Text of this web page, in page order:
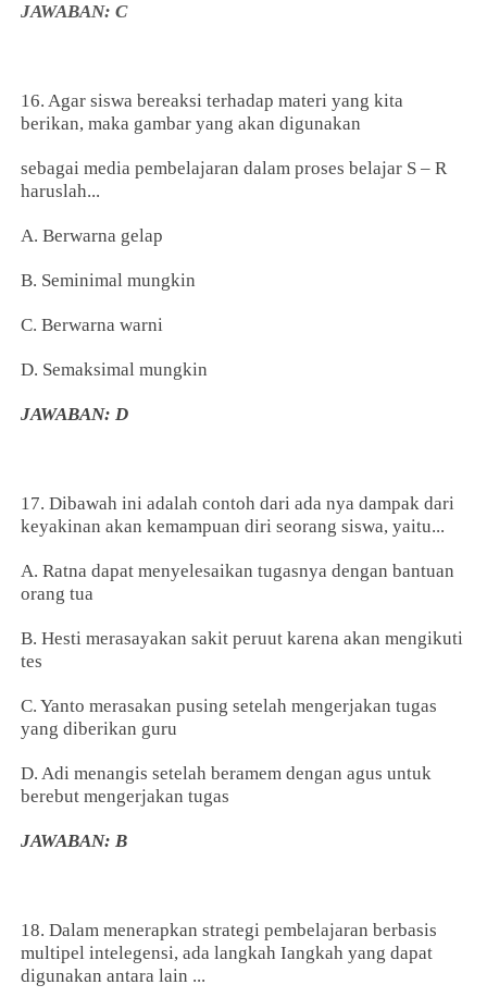
JAWABAN: C
16. Agar siswa bereaksi terhadap materi yang kita
berikan, maka gambar yang akan digunakan
sebagai media pembelajaran dalam proses belajar S – R
haruslah...
A. Berwarna gelap
B. Seminimal mungkin
C. Berwarna warni
D. Semaksimal mungkin
JAWABAN: D
17. Dibawah ini adalah contoh dari ada nya dampak dari
keyakinan akan kemampuan diri seorang siswa, yaitu...
A. Ratna dapat menyelesaikan tugasnya dengan bantuan
orang tua
B. Hesti merasayakan sakit peruut karena akan mengikuti
tes
C. Yanto merasakan pusing setelah mengerjakan tugas
yang diberikan guru
D. Adi menangis setelah beramem dengan agus untuk
berebut mengerjakan tugas
JAWABAN: B
18. Dalam menerapkan strategi pembelajaran berbasis
multipel intelegensi, ada langkah Iangkah yang dapat
digunakan antara lain ...